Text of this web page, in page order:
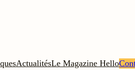
ActualitésLe Magazine Hello